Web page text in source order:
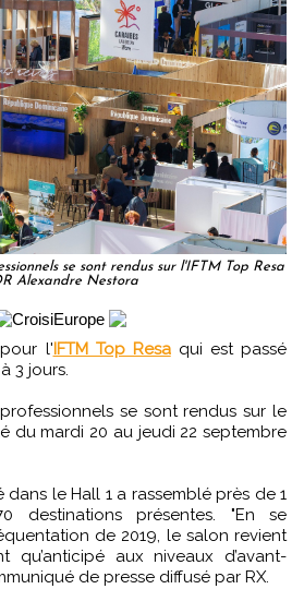
se sont rendus sur l'IFTM Top Resa
Alexandre Nestora
pour l'IFTM Top Resaqui est passé
3 jours.
se sont rendus sur le
du mardi 20 au jeudi 22 septembre
le Hall 1 a rassemblé près de 1
destinations présentes. "En se
de 2019, le salon revient
qu’anticipé aux niveaux d’avant-
de presse diffusé par RX.